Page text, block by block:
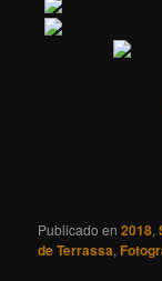
Publicado en 2018,
de Terrassa,